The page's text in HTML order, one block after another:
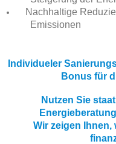
Nachhaltige
Emissionen
Individueler
Bonus für
Nutzen Sie
Wir zeigen Ihnen,